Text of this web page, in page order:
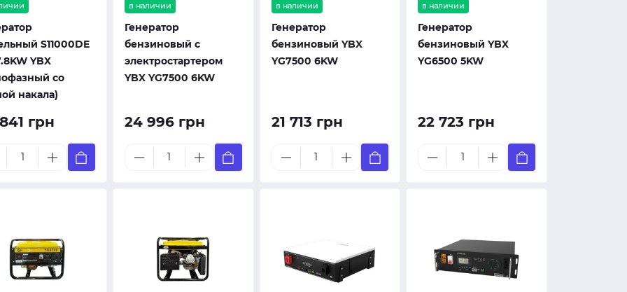
S11000DE
YBX
со
накала)
грн
в наличии
Генератор
бензиновый с
электростартером
YBX YG7500 6KW
24 996 грн
в наличии
Генератор
бензиновый YBX
YG7500 6KW
21 713 грн
в наличии
Генератор
бензиновый YBX
YG6500 5KW
22 723 грн